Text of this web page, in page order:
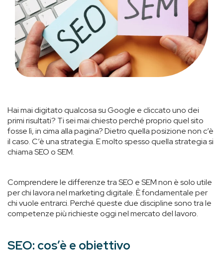
Hai mai digitato qualcosa su Google e cliccato uno dei
primi risultati? Ti sei mai chiesto perché proprio quel sito
fosse lì, in cima alla pagina? Dietro quella posizione non c’è
il caso. C’è una strategia. E molto spesso quella strategia si
chiama SEO o SEM.
Comprendere le differenze tra SEO e SEM non è solo utile
per chi lavora nel marketing digitale. È fondamentale per
chi vuole entrarci. Perché queste due discipline sono tra le
competenze più richieste oggi nel mercato del lavoro.
SEO: cos’è e obiettivo